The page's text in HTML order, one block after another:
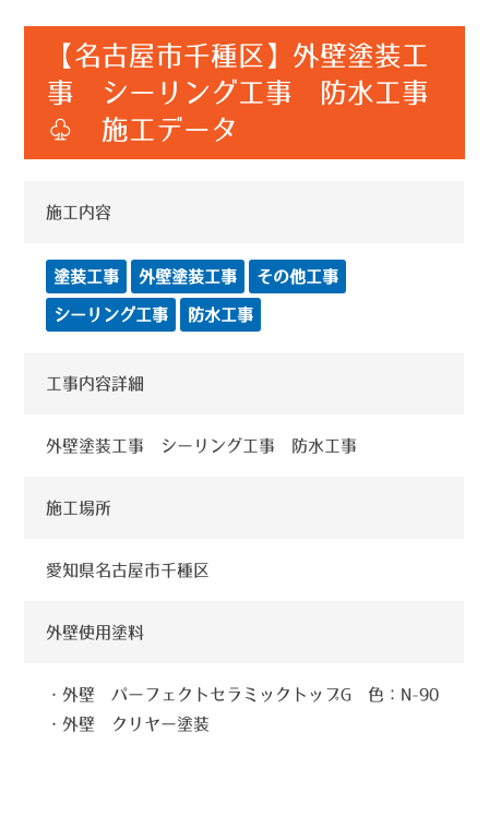
【名古屋市千種区】外壁塗装工
事 シーリング工事 防水工事
♧ 施工データ
施工内容
塗装工事 外壁塗装工事 その他工事
シーリング工事 防水工事
工事内容詳細
外壁塗装工事 シーリング工事 防水工事
施工場所
愛知県名古屋市千種区
外壁使用塗料
・外壁 パーフェクトセラミックトップG 色：N-90
・外壁 クリヤー塗装